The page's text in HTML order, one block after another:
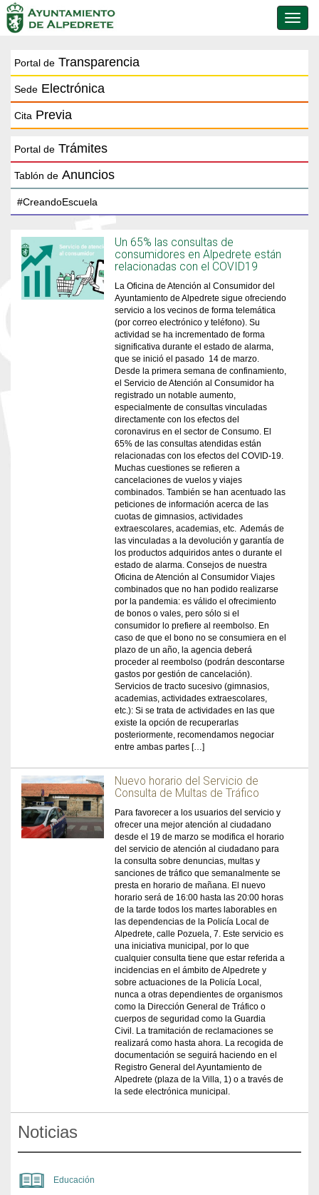
de
Portal de Transparencia
Sede Electrónica
Cita Previa
Portal de Trámites
Tablón de Anuncios
Un 65% las consultas de
consumidores en Alpedrete están
relacionadas con el COVID19
La Oficina de Atención al Consumidor del
Ayuntamiento de Alpedrete sigue ofreciendo
servicio a los vecinos de forma telemática
(por correo electrónico y teléfono). Su
actividad se ha incrementado de forma
significativa durante el estado de alarma,
que se inició el pasado 14 de marzo.
Desde la primera semana de confinamiento,
el Servicio de Atención al Consumidor ha
registrado un notable aumento,
especialmente de consultas vinculadas
directamente con los efectos del
coronavirus en el sector de Consumo. El
65% de las consultas atendidas están
relacionadas con los efectos del COVID-19.
Muchas cuestiones se refieren a
cancelaciones de vuelos y viajes
combinados. También se han acentuado las
peticiones de información acerca de las
cuotas de gimnasios, actividades
extraescolares, academias, etc. Además de
las vinculadas a la devolución y garantía de
los productos adquiridos antes o durante el
estado de alarma. Consejos de nuestra
Oficina de Atención al Consumidor Viajes
combinados que no han podido realizarse
por la pandemia: es válido el ofrecimiento
de bonos o vales, pero sólo si el
consumidor lo prefiere al reembolso. En
caso de que el bono no se consumiera en el
plazo de un año, la agencia deberá
proceder al reembolso (podrán descontarse
gastos por gestión de cancelación).
Servicios de tracto sucesivo (gimnasios,
academias, actividades extraescolares,
etc.): Si se trata de actividades en las que
existe la opción de recuperarlas
posteriormente, recomendamos negociar
entre ambas partes […]
Nuevo horario del Servicio de
Consulta de Multas de Tráfico
Para favorecer a los usuarios del servicio y
ofrecer una mejor atención al ciudadano
desde el 19 de marzo se modifica el horario
del servicio de atención al ciudadano para
la consulta sobre denuncias, multas y
sanciones de tráfico que semanalmente se
presta en horario de mañana. El nuevo
horario será de 16:00 hasta las 20:00 horas
de la tarde todos los martes laborables en
las dependencias de la Policía Local de
Alpedrete, calle Pozuela, 7. Este servicio es
una iniciativa municipal, por lo que
cualquier consulta tiene que estar referida a
incidencias en el ámbito de Alpedrete y
sobre actuaciones de la Policía Local,
nunca a otras dependientes de organismos
como la Dirección General de Tráfico o
cuerpos de seguridad como la Guardia
Civil. La tramitación de reclamaciones se
realizará como hasta ahora. La recogida de
documentación se seguirá haciendo en el
Registro General del Ayuntamiento de
Alpedrete (plaza de la Villa, 1) o a través de
la sede electrónica municipal.
Noticias
Educación